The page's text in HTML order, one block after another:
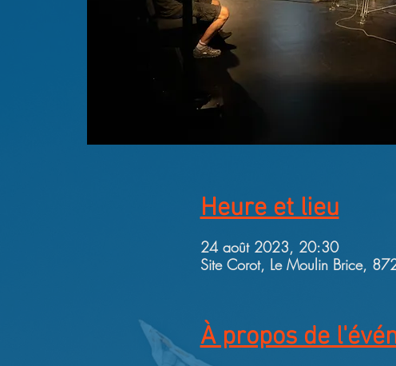
Heure et lieu
24 août 2023, 20:30
Site Corot, Le Moulin Brice,
À propos de